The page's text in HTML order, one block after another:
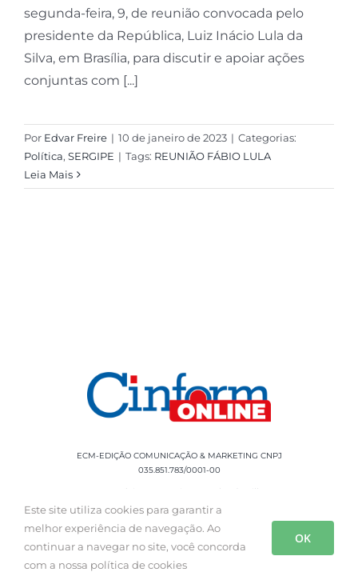
segunda-feira, 9, de reunião convocada pelo
presidente da República, Luiz Inácio Lula da
Silva, em Brasília, para discutir e apoiar ações
conjuntas com [...]
Por Edvar Freire | 10 de janeiro de 2023 | Categorias:
Política, SERGIPE | Tags: REUNIÃO FÁBIO LULA
Leia Mais
ECM-EDIÇÃO COMUNICAÇÃO & MARKETING CNPJ
035.851.783/0001-00
Rua Sílvio Cesar Leite, 90 Salgado Filho -
Aracaju, SE, CEP: 49020-060 Fone: +55 79
Este site utiliza cookies para garantir a
melhor experiência de navegação. Ao
continuar a navegar no site, você concorda
com a nossa política de cookies
OK